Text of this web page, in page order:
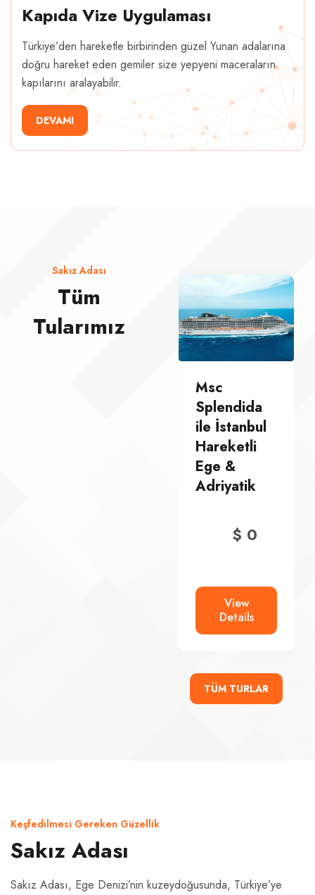
Kapıda Vize Uygulaması
Türkiye’den hareketle birbirinden güzel Yunan adalarına
doğru hareket eden gemiler size yepyeni maceraların
kapılarını aralayabilir.
DEVAMI
Sakız Adası
Tüm
Tularımız
Msc
Splendida
ile İstanbul
Hareketli
Ege &
Adriyatik
$ 0
View
Details
TÜM TURLAR
Keşfedilmesi Gereken Güzellik
Sakız Adası
Sakız Adası, Ege Denizi’nin kuzeydoğusunda, Türkiye’ye